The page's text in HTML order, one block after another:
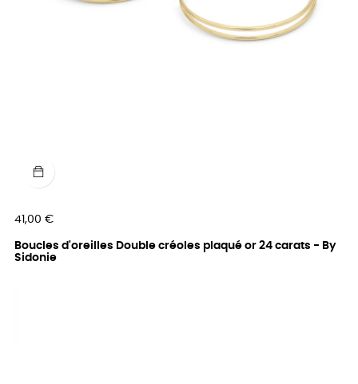
Prix
41,00 €
Boucles d'oreilles Double créoles plaqué or 24 carats - By
Sidonie